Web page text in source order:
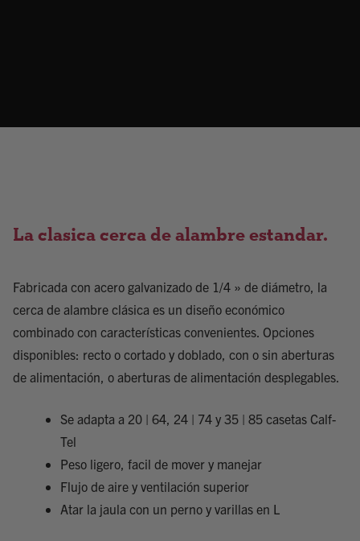
La clasica cerca de alambre estandar.
Fabricada con acero galvanizado de 1/4 » de diámetro, la
cerca de alambre clásica es un diseño económico
combinado con características convenientes. Opciones
disponibles: recto o cortado y doblado, con o sin aberturas
de alimentación, o aberturas de alimentación desplegables.
Se adapta a 20 | 64, 24 | 74 y 35 | 85 casetas Calf-
Tel
Peso ligero, facil de mover y manejar
Flujo de aire y ventilación superior
Atar la jaula con un perno y varillas en L